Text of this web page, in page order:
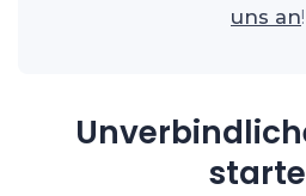
uns an!